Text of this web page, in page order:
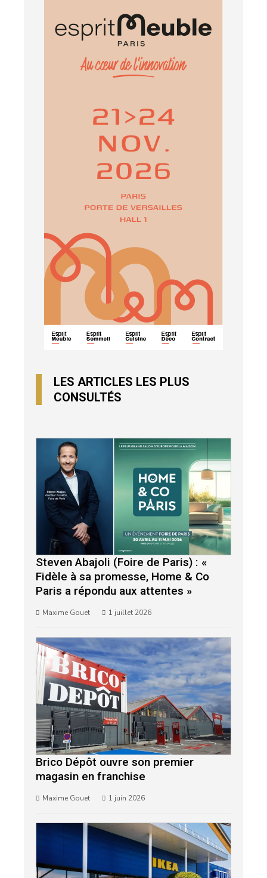
LES ARTICLES LES PLUS
CONSULTÉS
Steven Abajoli (Foire de Paris) : «
Fidèle à sa promesse, Home & Co
Paris a répondu aux attentes »
Maxime Gouet 1 juillet 2026
Brico Dépôt ouvre son premier
magasin en franchise
Maxime Gouet 1 juin 2026